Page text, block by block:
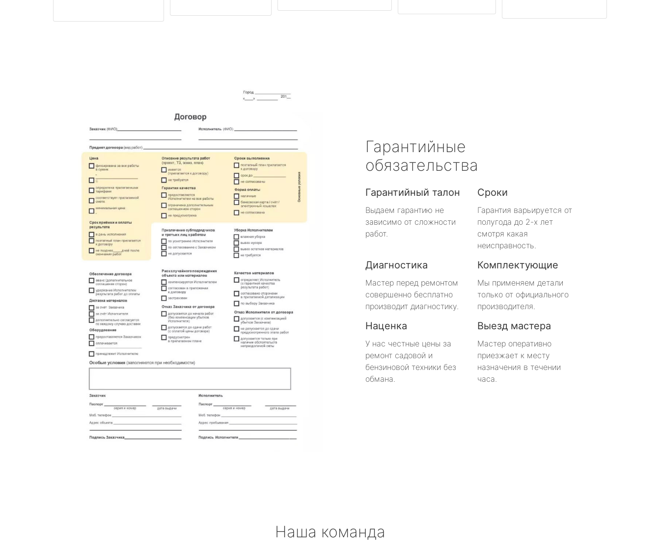
Гарантийные
обязательства
Гарантийный талон
Выдаем гарантию не
зависимо от сложности
работ.
Сроки
Гарантия варьируется от
полугода до 2-х лет
смотря какая
неисправность.
Диагностика
Мастер перед ремонтом
совершенно бесплатно
производит диагностику.
Комплектующие
Мы применяем детали
только от официального
производителя.
Наценка
У нас честные цены за
ремонт садовой и
бензиновой техники без
обмана.
Выезд мастера
Мастер оперативно
приезжает к месту
назначения в течении
часа.
Наша команда